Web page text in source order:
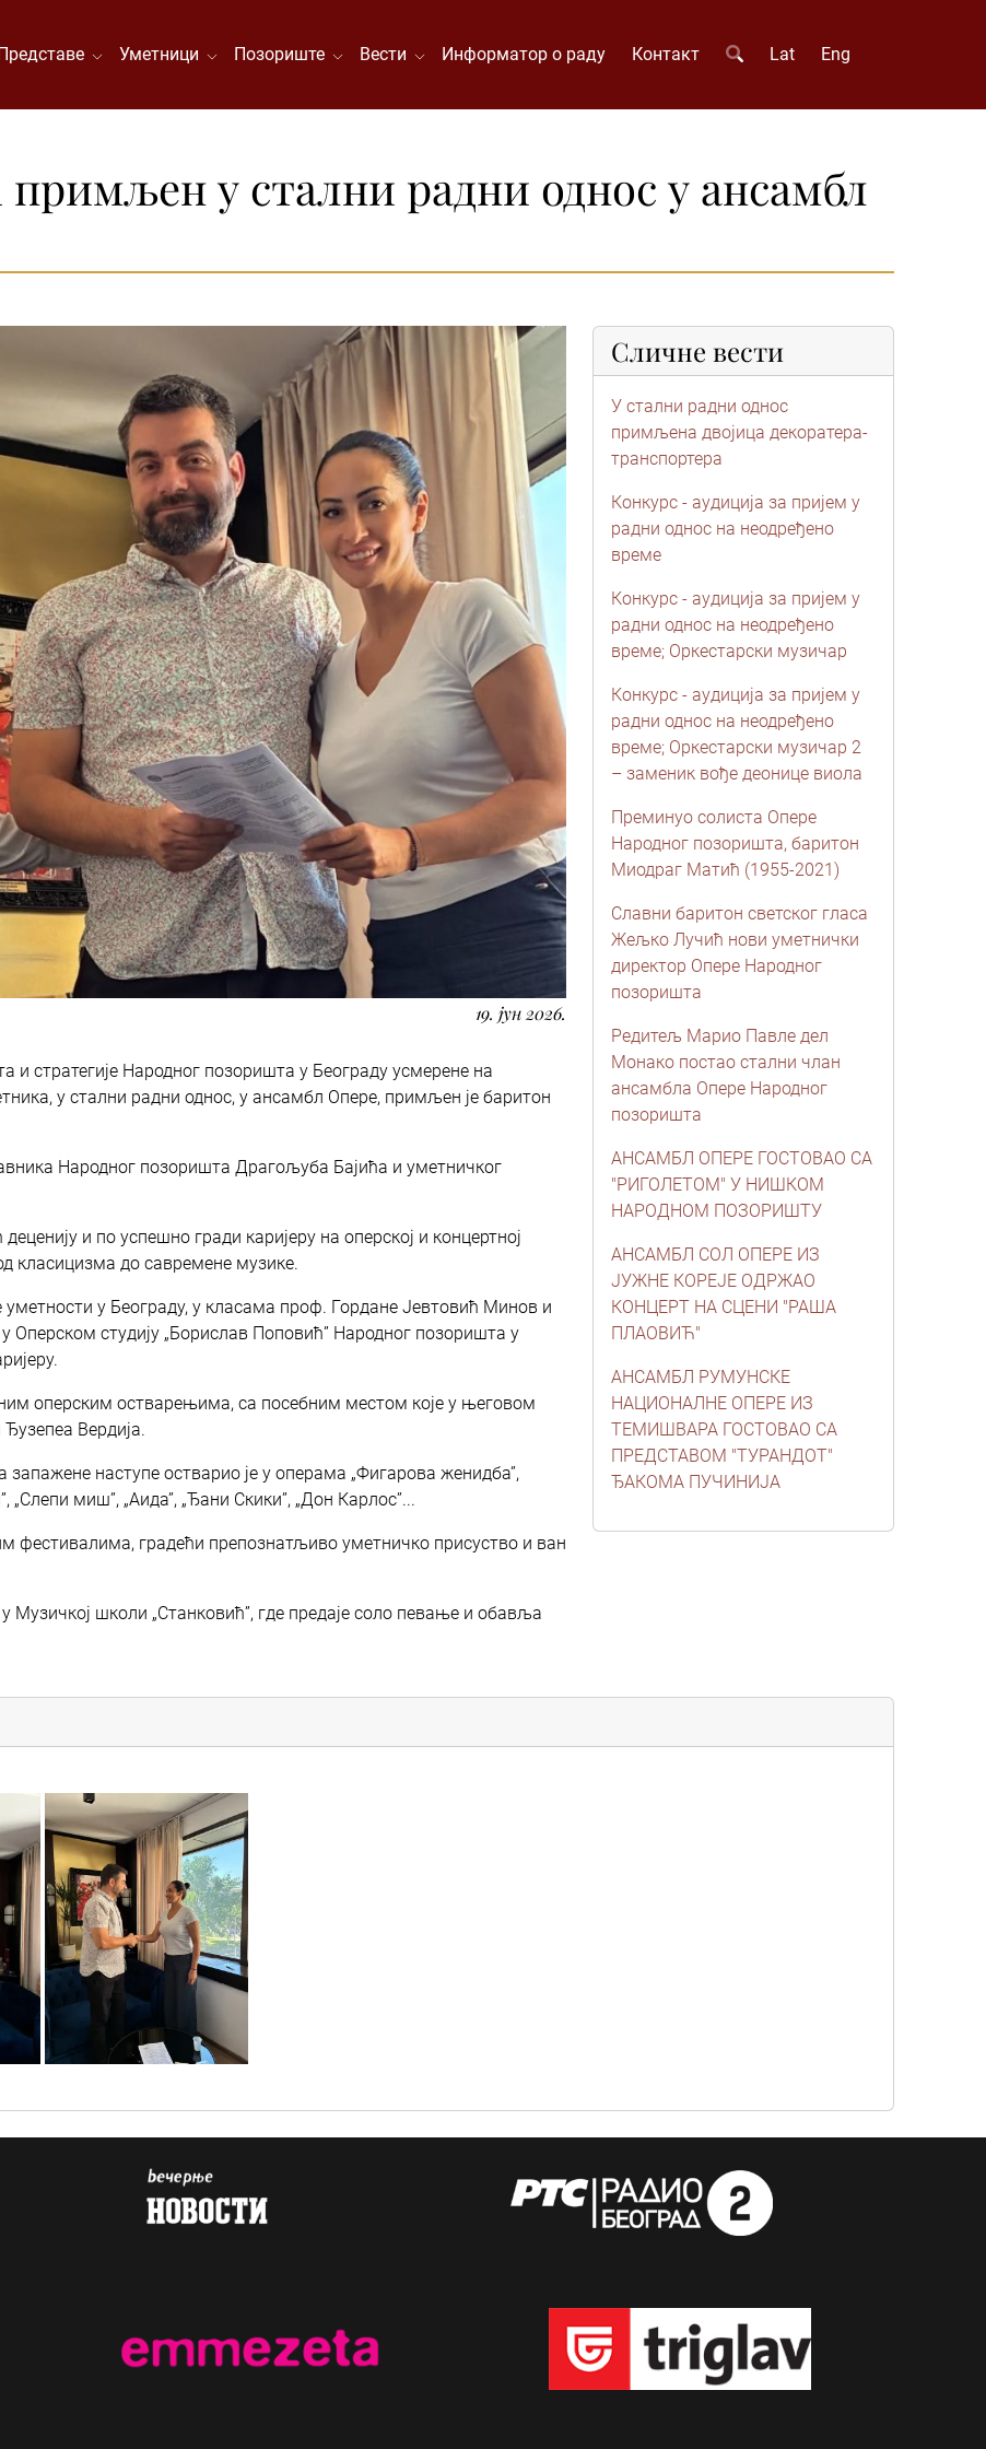
Уметници Позориште Вести Информатор о раду Контакт Lat Eng
у стални радни однос у ансамбл
19. јун 2026.
стратегије Народног позоришта у Београду усмерене на
у стални радни однос, у ансамбл Опере, примљен је баритон
Народног позоришта Драгољуба Бајића и уметничког
и по успешно гради каријеру на оперској и концертној
класицизма до савремене музике.
у Београду, у класама проф. Гордане Јевтовић Минов и
студију „Борислав Поповић” Народног позоришта у
оперским остварењима, са посебним местом које у његовом
Вердија.
наступе остварио је у операма „Фигарова женидба”,
„Слепи миш”, „Аида”, „Ђани Скики”, „Дон Карлос”...
фестивалима, градећи препознатљиво уметничко присуство и ван
Музичкој школи „Станковић”, где предаје соло певање и обавља
Сличне вести
У стални радни однос
примљена двојица декоратера-
транспортера
Конкурс - аудиција за пријем у
радни однос на неодређено
време
Конкурс - аудиција за пријем у
радни однос на неодређено
време; Оркестарски музичар
Конкурс - аудиција за пријем у
радни однос на неодређено
време; Oркестарски музичар 2
– заменик вође деонице виола
Преминуо солиста Опере
Народног позоришта, баритон
Миодраг Матић (1955-2021)
Славни баритон светског гласа
Жељко Лучић нови уметнички
директор Опере Народног
позоришта
Редитељ Марио Павле дел
Монако постао стални члан
ансамбла Опере Народног
позоришта
АНСАМБЛ ОПЕРЕ ГОСТОВАО СА
"РИГОЛЕТОМ" У НИШКОМ
НАРОДНОМ ПОЗОРИШТУ
АНСАМБЛ СОЛ ОПЕРЕ ИЗ
ЈУЖНЕ КОРЕЈЕ ОДРЖАО
КОНЦЕРТ НА СЦЕНИ "РАША
ПЛАОВИЋ"
АНСАМБЛ РУМУНСКЕ
НАЦИОНАЛНЕ ОПЕРЕ ИЗ
ТЕМИШВАРА ГОСТОВАО СА
ПРЕДСТАВОМ "ТУРАНДОТ"
ЂАКОМА ПУЧИНИЈА
vuk_3